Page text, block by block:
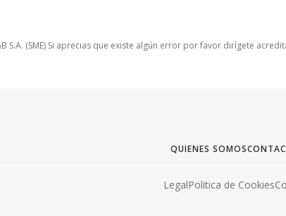
(SME) Si aprecias que existe algún error por favor dirígete
QUIENES SOMOS
LegalPolitica de Cookies